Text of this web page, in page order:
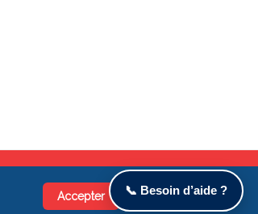
Accepter Refuser
📞 Besoin d’aide ?